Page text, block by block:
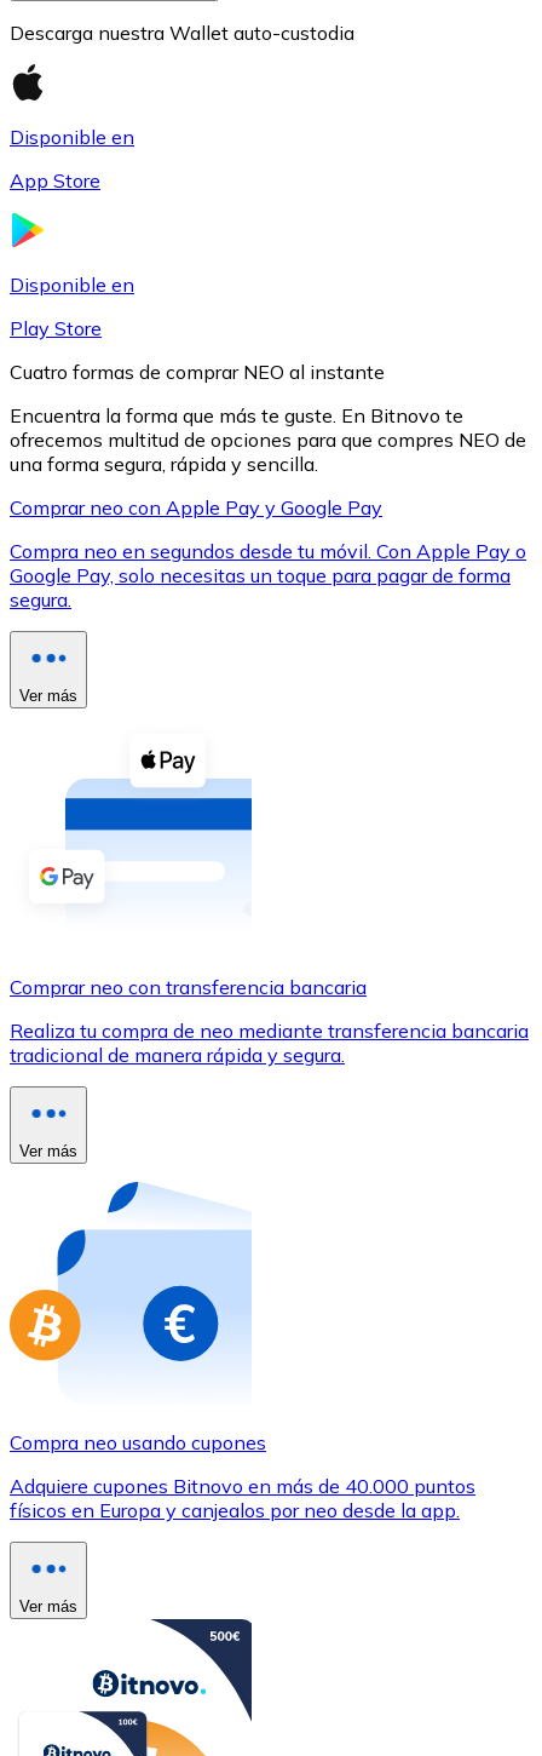
XRP
XRP
Ver todo
Compra criptomonedas con efectivo en tu tienda más
Comprar con efectivo
Transferencia SEPA
Utiliza tarjetas Visa y Mastercard para comprar
Comprar con tarjeta
Compra tarjetas regalo de tus marcas favoritas con
Ir a la tienda de tarjetas regalo
Descarga nuestra Wallet auto-custodia
Disponible en
App Store
Disponible en
Play Store
Cuatro formas de comprar NEO al instante
Encuentra la forma que más te guste. En Bitnovo te
ofrecemos multitud de opciones para que compres NEO de
una forma segura, rápida y sencilla.
Comprar neo con Apple Pay y Google Pay
Compra neo en segundos desde tu móvil. Con Apple Pay o
Google Pay, solo necesitas un toque para pagar de forma
segura.
Ver más
Comprar neo con transferencia bancaria
Realiza tu compra de neo mediante transferencia bancaria
tradicional de manera rápida y segura.
Ver más
Compra neo usando cupones
Adquiere cupones Bitnovo en más de 40.000 puntos
físicos en Europa y canjealos por neo desde la app.
Ver más